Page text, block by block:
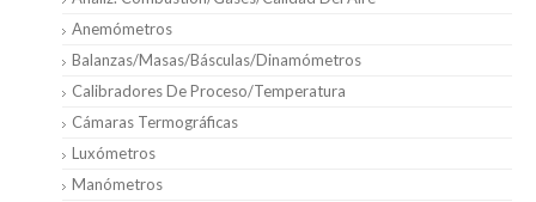
Anemómetros
Balanzas/Masas/Básculas/Dinamómetros
Calibradores De Proceso/Temperatura
Cámaras Termográficas
Luxómetros
Manómetros